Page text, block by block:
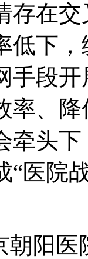
存在
低下
手段
率、
牵头
“医院
朝阳